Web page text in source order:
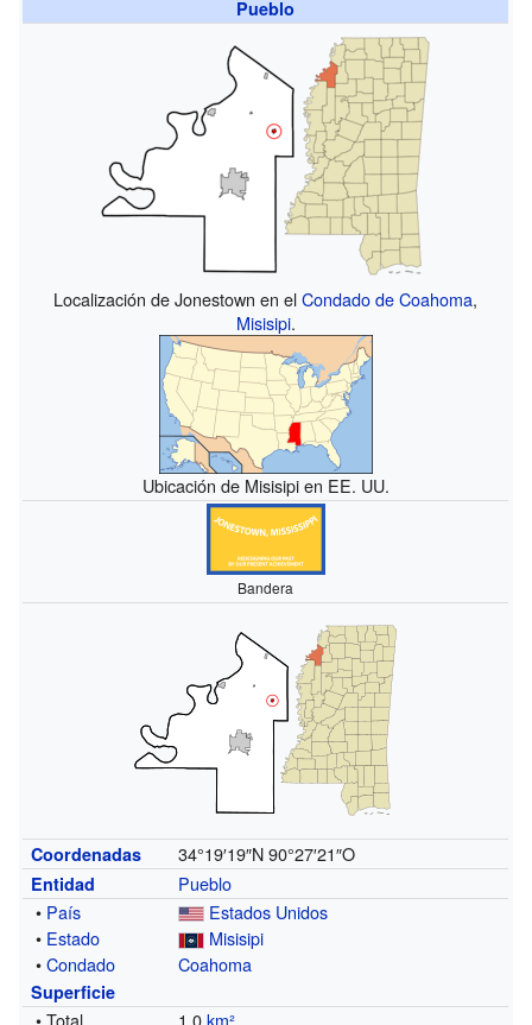
Pueblo
Localización de Jonestown en elCondado de Coahoma,
Misisipi.
Ubicación de Misisipi en EE. UU.
Bandera
Coordenadas 34°19′19″N 90°27′21″O
Entidad
Pueblo
• País
Estados Unidos
• Estado
Misisipi
•Condado Coahoma
Superficie
• Total 1.0km²